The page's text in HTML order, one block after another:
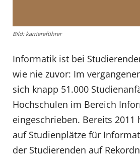
Bild: karriereführer
Informatik ist bei
wie nie zuvor: Im
sich knapp 51.000
Hochschulen im Bereich
eingeschrieben. Bereits 2011
auf Studienplätze für
der Studierenden auf